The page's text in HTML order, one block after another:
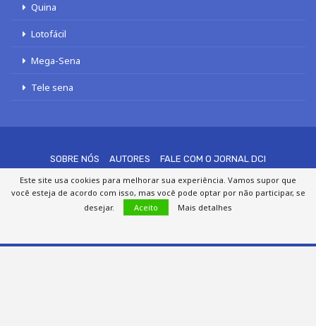
Quina
Lotofácil
Mega-Sena
Tele sena
SOBRE NÓS AUTORES
FALE COM O JORNAL DCI
POLÍTICA DE PRIVACIDADE
TERMOS DE USO SITEMAP
© 2020 - 2026 DCI Digital - Todos os direitos reservados
Este site usa cookies para melhorar sua experiência. Vamos supor que
você esteja de acordo com isso, mas você pode optar por não participar, se
desejar.
Aceito Mais detalhes